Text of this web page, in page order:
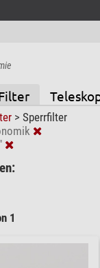
> Sperrfilter
1